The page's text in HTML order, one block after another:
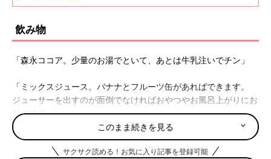
むことも。そこで、クチコミサイト「ウィメン
んにおいしい白菜レシピを紹介いただきまし
飲み物
「森永ココア。少量のお湯でといて、あとは牛乳注いでチン」
「ミックスジュース。バナナとフルーツ缶があればできます。
ジューサーを出すのが面倒でなければおやつやお風呂上がりにお
勧めです」
「夏でも冬でも週に買う本数は同じです。夏はアイスコーヒーに
入れたり、子どもがそのまま飲んだりで簡単に消費できます。冬
このまま続きを見る
サクサク読める！お気に入り記事を登録可能